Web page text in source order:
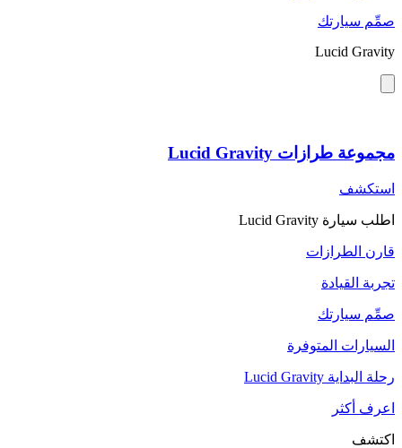
صمِّم سيارتك
Lucid Gravity
مجموعة طرازات Lucid Gravity
استكشف
اطلب سيارة Lucid Gravity
قارن الطرازات
تجربة القيادة
صمِّم سيارتك
السيارات المتوفرة
رحلة البداية Lucid Gravity
اعرف أكثر
اكتشف